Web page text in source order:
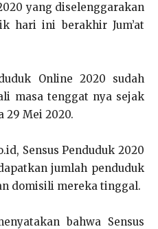
yang diselenggarakan
hari ini berakhir Jum’at
Online 2020 sudah
masa tenggat nya sejak
29 Mei 2020.
Sensus Penduduk 2020
jumlah penduduk
domisili mereka tinggal.
bahwa Sensus